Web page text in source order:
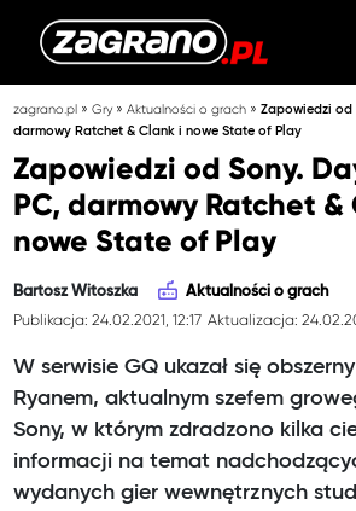
zagrano.pl »Gry»Aktualności o grach »Zapowiedzi od
darmowy Ratchet & Clank i nowe State of Play
Zapowiedzi od Sony.
PC, darmowy Ratchet &
nowe State of Play
Bartosz Witoszka Aktualności o grach
Publikacja: 24.02.2021, 12:17 Aktualizacja:
W serwisie GQ ukazał się
Ryanem, aktualnym szefem
Sony, w którym zdradzono kilka
informacji na temat
wydanych gier wewnętrznych